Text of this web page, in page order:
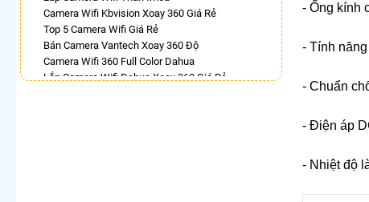
Camera Wifi Kbvision Xoay 360 Giá Rẻ
Top 5 Camera Wifi Giá Rẻ
Bán Camera Vantech Xoay 360 Độ
Camera Wifi 360 Full Color Dahua
Lắp Camera Wifi Dahua Xoay 360 Giá Rẻ
- Ống kính
- Tính
- Chuẩn
- Điện áp
- Nhiệt độ